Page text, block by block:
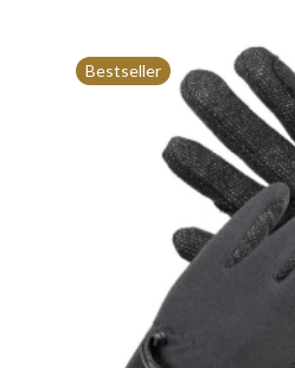
Bestseller